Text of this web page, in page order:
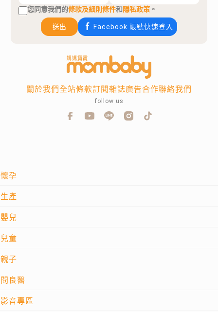
您同意我們的條款及細則條件和隱私政策 。
送出 Facebook 帳號快速登入
懷孕
生產
嬰兒
兒童
親子
問良醫
影音專區
關於我們全站條款訂閱雜誌廣告合作聯絡我們
follow us